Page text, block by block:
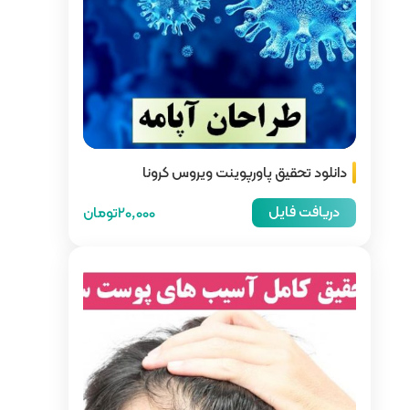
ویروس کرونا
20,000تومان